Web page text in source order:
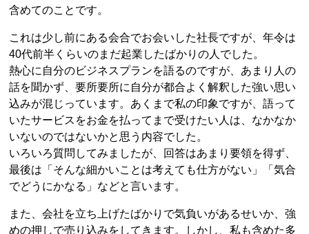
含めてのことです。
これは少し前にある会合でお会いした社長ですが、年令は
40代前半くらいのまだ起業したばかりの人でした。
熱心に自分のビジネスプランを語るのですが、あまり人の
話を聞かず、要所要所に自分が都合よく解釈した強い思い
込みが混じっています。あくまで私の印象ですが、語って
いたサービスをお金を払ってまで受けたい人は、なかなか
いないのではないかと思う内容でした。
いろいろ質問してみましたが、回答はあまり要領を得ず、
最後は「そんな細かいことは考えても仕方がない」「気合
でどうにかなる」などと言います。
また、会社を立ち上げたばかりで気負いがあるせいか、強
めの押しで売り込みをしてきます。しかし、私も含めた多